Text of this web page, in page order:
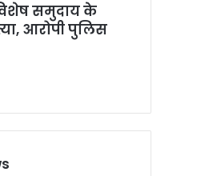
समुदाय के
आरोपी पुलिस